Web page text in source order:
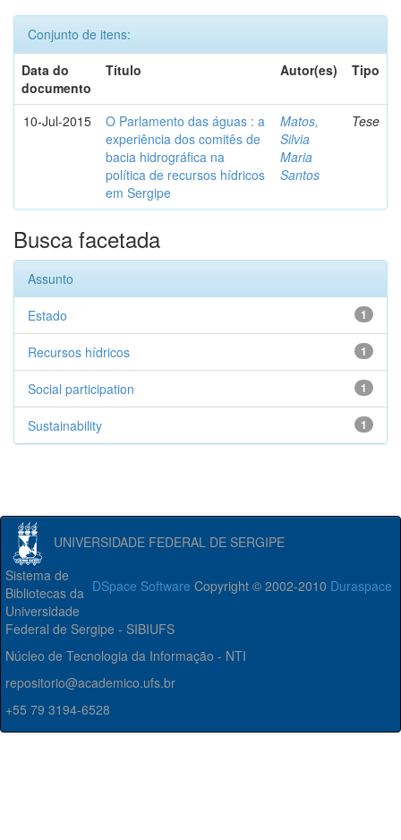
Conjunto de itens:
Data do
documento
Título Autor(es) Tipo
10-Jul-2015
O Parlamento das águas : a
experiência dos comitês de
bacia hidrográfica na
política de recursos hídricos
em Sergipe
Matos,
Silvia
Maria
Santos
Tese
Busca facetada
Assunto
1
Estado
1
Recursos hídricos
1
Social participation
1
Sustainability
UNIVERSIDADE FEDERAL DE SERGIPE
DSpace Software Copyright © 2002-2010 Duraspace
Sistema de
Bibliotecas da
Universidade
Federal de Sergipe - SIBIUFS
Núcleo de Tecnologia da Informação - NTI
repositorio@academico.ufs.br
+55 79 3194-6528